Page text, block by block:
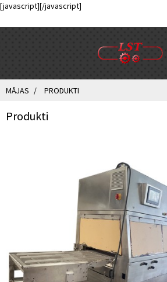
[javascript][/javascript]
MĀJAS PRODUKTI
Produkti